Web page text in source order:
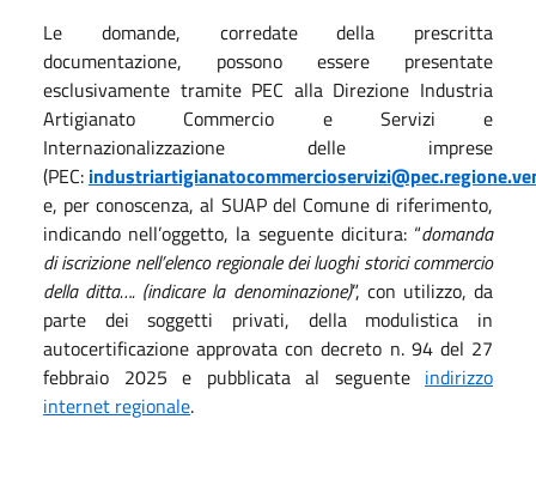
Le domande, corredate della prescritta
documentazione, possono essere presentate
esclusivamente tramite PEC alla Direzione Industria
Artigianato Commercio e Servizi e
Internazionalizzazione delle imprese
(PEC:
e, per conoscenza, al SUAP del Comune di riferimento,
indicando nell’oggetto, la seguente dicitura: “domanda
di iscrizione nell’elenco regionale dei luoghi storici commercio
della ditta…. (indicare la denominazione)”, con utilizzo, da
parte dei soggetti privati, della modulistica in
autocertificazione approvata con decreto n. 94 del 27
febbraio 2025 e pubblicata al seguente indirizzo
internet regionale.